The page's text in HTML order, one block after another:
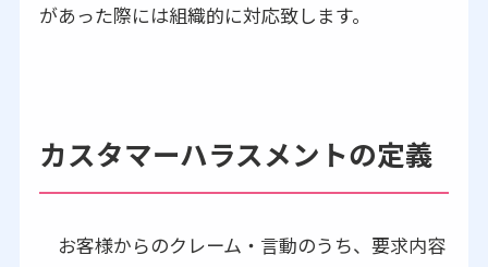
があった際には組織的に対応致します。
カスタマーハラスメントの定義
お客様からのクレーム・言動のうち、要求内容